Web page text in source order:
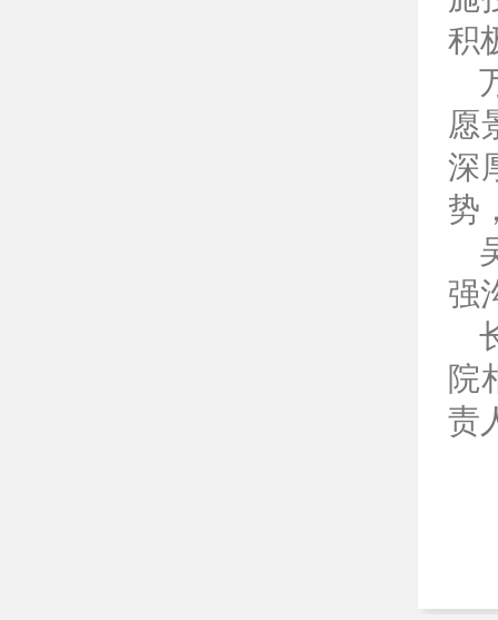
积
愿
深
势
强
院
责